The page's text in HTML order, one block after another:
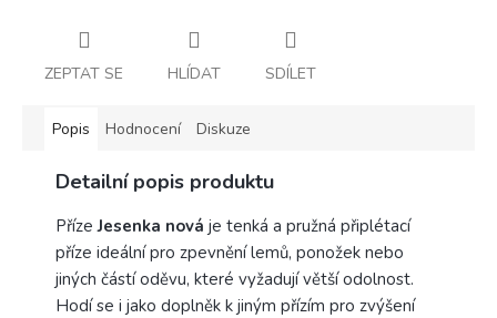
ZEPTAT SE HLÍDAT SDÍLET
Popis Hodnocení Diskuze
Detailní popis produktu
PřízeJesenka nová je tenká a pružná připlétací
příze ideální pro zpevnění lemů, ponožek nebo
jiných částí oděvu, které vyžadují větší odolnost.
Hodí se i jako doplněk k jiným přízím pro zvýšení